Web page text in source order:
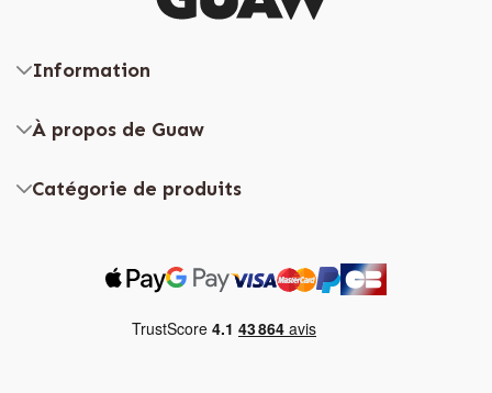
Information
À propos de Guaw
Catégorie de produits